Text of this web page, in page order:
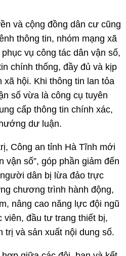
và cộng đồng dân cư cũng
thông tin, nhóm mạng xã
vụ công tác dân vận số,
chính thống, đầy đủ và kịp
hội. Khi thông tin lan tỏa
số vừa là công cụ tuyên
cấp thông tin chính xác,
dư luận.
Công an tỉnh Hà Tĩnh mới
vận số”, góp phần giảm đến
dân bị lừa đảo trực
chương trình hành động,
nâng cao năng lực đội ngũ
viên, đầu tư trang thiết bị,
trị và sản xuất nội dung số.